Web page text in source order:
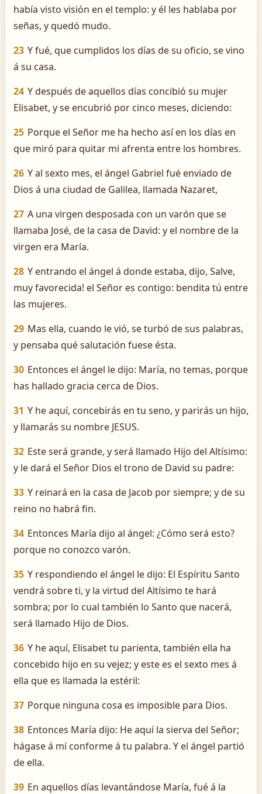
había visto visión en el templo: y él les hablaba por
señas, y quedó mudo.
23 Y fué, que cumplidos los días de su oficio, se vino
á su casa.
24 Y después de aquellos días concibió su mujer
Elisabet, y se encubrió por cinco meses, diciendo:
25 Porque el Señor me ha hecho así en los días en
que miró para quitar mi afrenta entre los hombres.
26 Y al sexto mes, el ángel Gabriel fué enviado de
Dios á una ciudad de Galilea, llamada Nazaret,
27 A una virgen desposada con un varón que se
llamaba José, de la casa de David: y el nombre de la
virgen era María.
28 Y entrando el ángel á donde estaba, dijo, ­Salve,
muy favorecida! el Señor es contigo: bendita tú entre
las mujeres.
29 Mas ella, cuando le vió, se turbó de sus palabras,
y pensaba qué salutación fuese ésta.
30 Entonces el ángel le dijo: María, no temas, porque
has hallado gracia cerca de Dios.
31 Y he aquí, concebirás en tu seno, y parirás un hijo,
y llamarás su nombre JESUS.
32 Este será grande, y será llamado Hijo del Altísimo:
y le dará el Señor Dios el trono de David su padre:
33 Y reinará en la casa de Jacob por siempre; y de su
reino no habrá fin.
34 Entonces María dijo al ángel: ¿Cómo será esto?
porque no conozco varón.
35 Y respondiendo el ángel le dijo: El Espíritu Santo
vendrá sobre ti, y la virtud del Altísimo te hará
sombra; por lo cual también lo Santo que nacerá,
será llamado Hijo de Dios.
36 Y he aquí, Elisabet tu parienta, también ella ha
concebido hijo en su vejez; y este es el sexto mes á
ella que es llamada la estéril:
37 Porque ninguna cosa es imposible para Dios.
38 Entonces María dijo: He aquí la sierva del Señor;
hágase á mí conforme á tu palabra. Y el ángel partió
de ella.
39 En aquellos días levantándose María, fué á la